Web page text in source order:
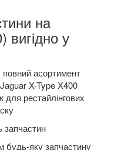
на
вигідно у
асортимент
X-Type X400
рестайлінгових
запчастин
будь-яку запчастину